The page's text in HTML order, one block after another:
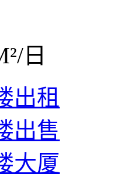
日
出租
出售
大厦